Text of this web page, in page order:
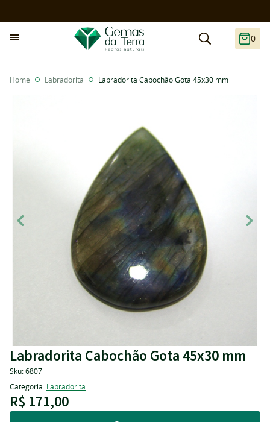
0
Home Labradorita Labradorita Cabochão Gota 45x30 mm
Labradorita Cabochão Gota 45x30 mm
Sku:6807
Categoria: Labradorita
R$ 171,00